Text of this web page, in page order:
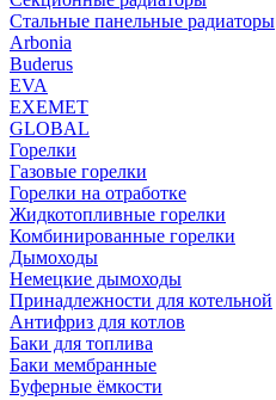
Стальные панельные радиаторы
Arbonia
Buderus
EVA
EXEMET
GLOBAL
Горелки
Газовые горелки
Горелки на отработке
Жидкотопливные горелки
Комбинированные горелки
Дымоходы
Немецкие дымоходы
Принадлежности для котельной
Антифриз для котлов
Баки для топлива
Баки мембранные
Буферные ёмкости